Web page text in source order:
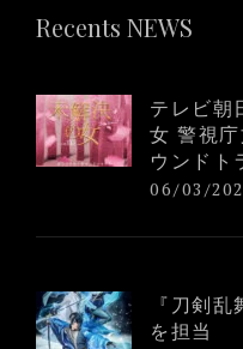
Recents NEWS
テレビ朝
女 警視
ウンドト
06/03/
『刀剣
を担当